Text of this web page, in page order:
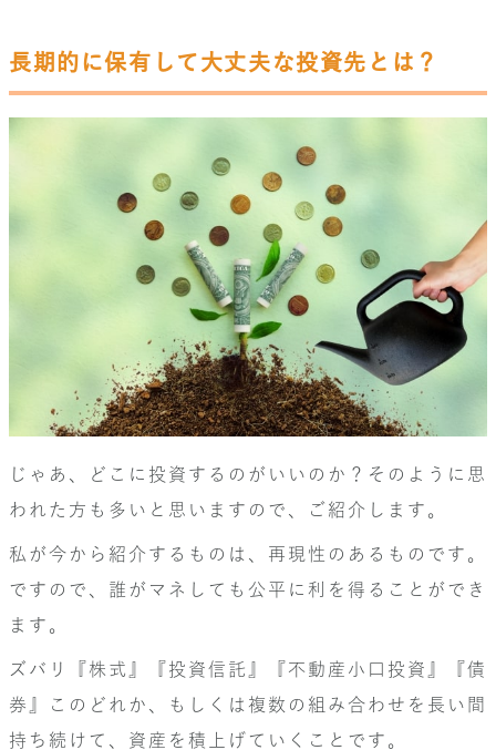
長期的に保有して大丈夫な投資先とは？
じゃあ、どこに投資するのがいいのか？そのように思
われた方も多いと思いますので、ご紹介します。
私が今から紹介するものは、再現性のあるものです。
ですので、誰がマネしても公平に利を得ることができ
ます。
ズバリ『株式』『投資信託』『不動産小口投資』『債
券』このどれか、もしくは複数の組み合わせを長い間
持ち続けて、資産を積上げていくことです。